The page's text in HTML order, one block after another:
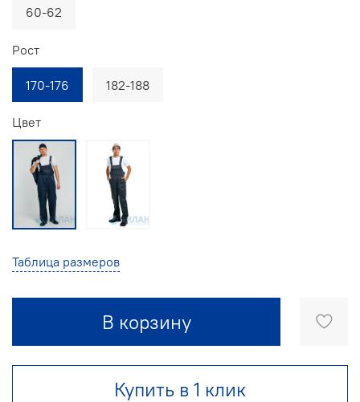
Таблица размеров
В корзину
Купить в 1 клик
60-62
Рост
170-176 182-188
Цвет